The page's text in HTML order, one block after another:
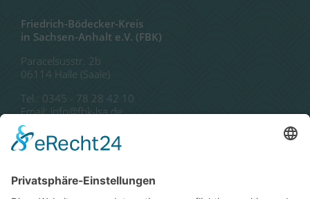
Friedrich-Bödecker-Kreis
in Sachsen-Anhalt e.V. (FBK)
Paracelsusstr. 2b
06114 Halle (Saale)
Tel.: 0345 - 78 28 42 10
Email: info@fbk-lsa.de
Autor*innen